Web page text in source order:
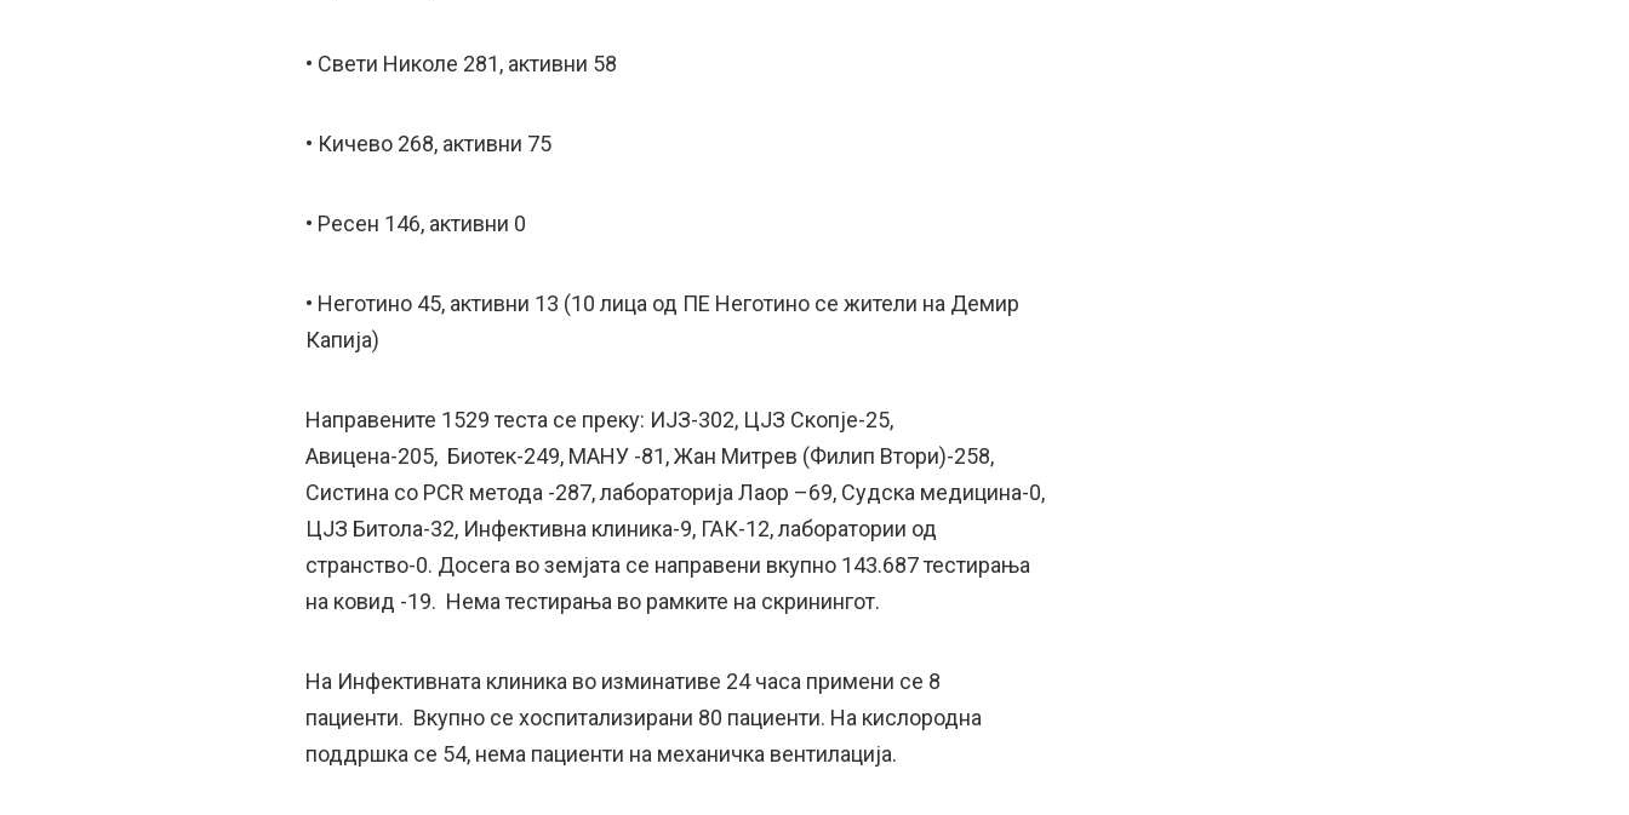
• Свети Николе 281, активни 58
• Кичево 268, активни 75
• Ресен 146, активни 0
• Неготино 45, активни 13 (10 лица од ПЕ Неготино се жители на Демир
Капија)
Направените 1529 теста се преку: ИЈЗ-302, ЦЈЗ Скопје-25,
Авицена-205, Биотек-249, МАНУ -81, Жан Митрев (Филип Втори)-258,
Систина со PCR метода -287, лабораторија Лаор –69, Судска медицина-0,
ЦЈЗ Битола-32, Инфективна клиника-9, ГАК-12, лаборатории од
странство-0. Досега во земјата се направени вкупно 143.687 тестирања
на ковид -19. Нема тестирања во рамките на скринингот.
На Инфективната клиника во изминативе 24 часа примени се 8
пациенти. Вкупно се хоспитализирани 80 пациенти. На кислородна
поддршка се 54, нема пациенти на механичка вентилација.